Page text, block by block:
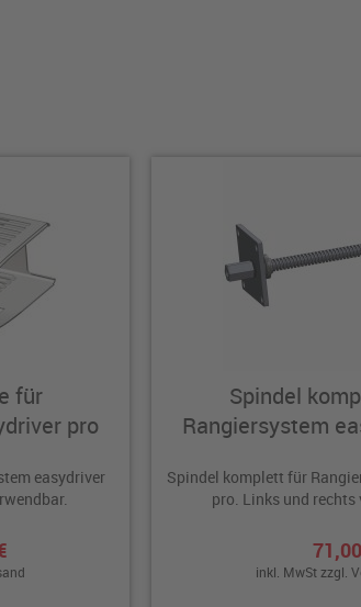
für
pro
easydriver
Spindel
Rangiersystem
Spindel komplett für
pro. Links und rechts
inkl. MwSt zzgl.